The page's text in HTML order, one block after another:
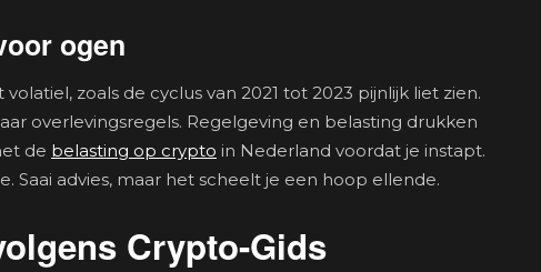
ogen
zoals de cyclus van 2021 tot 2023 pijnlijk liet zien.
overlevingsregels. Regelgeving en belasting drukken
de belasting op crypto in Nederland voordat je instapt.
Saai advies, maar het scheelt je een hoop ellende.
Crypto-Gids